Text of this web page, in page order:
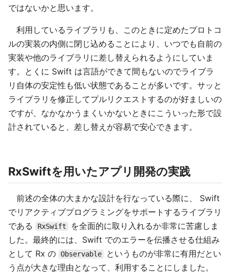
ではないかと思います。
利用しているライブラリも、このときに定めたプロトコ
ルの実装の内側に閉じ込めることにより、いつでも自前の
実装や他のライブラリに差し替えられるようにしていま
す。とくに Swift は言語ができて間もないのでライブラ
リ自体の安定性も低い状態であることが多いです。サッと
ライブラリを修正してプルリクエストするのが好ましいの
ですが、なかなかうまくいかないときにこういった形で設
計されていると、差し替えが容易で安心できます。
RxSwiftを用いたアプリ開発の実践
前述の全体の大まかな設計を行なっている際に、 Swift
でリアクティブプログラミングをサポートするライブラリ
である
RxSwift
を全面的に取り入れるか非常に苦慮しま
した。最終的には、Swift でのエラーを伝播させる仕組み
として Rx の Observable
というものが非常に有用だとい
う点が大きな理由となって、利用することにしました。